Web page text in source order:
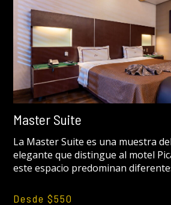
Master Suite
La Master Suite es una muestra
elegante que distingue al motel
este espacio predominan
Desde $550